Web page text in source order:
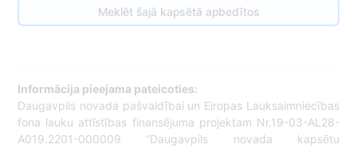
Meklēt šajā kapsētā apbedītos
Informācija pieejama pateicoties:
Daugavpils novada pašvaldībai un Eiropas Lauksaimniecības
fona lauku attīstības finansējuma projektam Nr.19-03-AL28-
A019.2201-000009 “Daugavpils novada kapsētu